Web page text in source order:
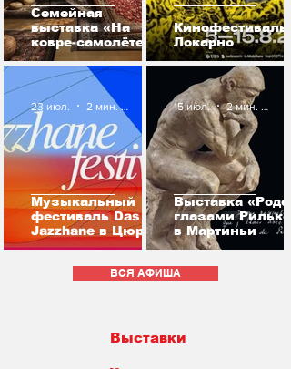
Семейная
выставка «На
ковре-самолёте
сквозь историю» в
Цюрихе
Кинофестиваль
Локарно
Музыкальный
фестиваль Das
Jazzhane в Цюрихе
23 июл. 2 мин. чтения
Выставка «Роден
глазами Рильке»
в Мартиньи
15 июл. 2 мин. чтения
ВСЯ АФИША
Выставки